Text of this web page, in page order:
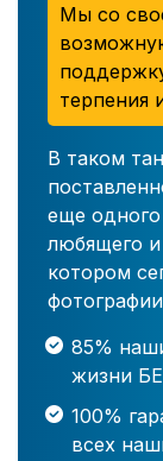
Мы со
терпения
В таком
еще
любящего
котором
85%
жизни
100%
всех